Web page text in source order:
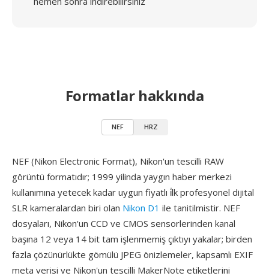
Formatlar hakkında
NEF HRZ
NEF (Nikon Electronic Format), Nikon'un tescilli RAW
görüntü formatıdır; 1999 yilinda yaygın haber merkezi
kullanımına yetecek kadar uygun fiyatlı i̇lk profesyonel dijital
SLR kameralardan biri olan Nikon D1 ile tanitilmistir. NEF
dosyaları, Nikon'un CCD ve CMOS sensorlerinden kanal
başına 12 veya 14 bit tam işlenmemiş çıktıyı yakalar; birden
fazla çözünürlükte gömülü JPEG önizlemeler, kapsamlı EXIF
meta verisi ve Nikon'un tescilli MakerNote etiketlerini